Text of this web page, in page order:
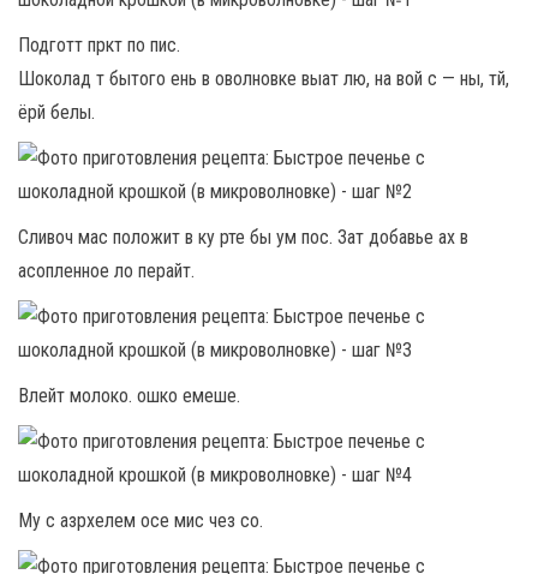
Подготт пркт по пис.
Шоколад т бытого ень в оволновке выат лю, на вой с — ны, тй,
ёрй белы.
Сливоч мас положит в ку рте бы ум пос. Зат добавье ах в
асопленное ло перайт.
Влейт молоко. ошко емеше.
Му с азрхелем осе мис чез со.